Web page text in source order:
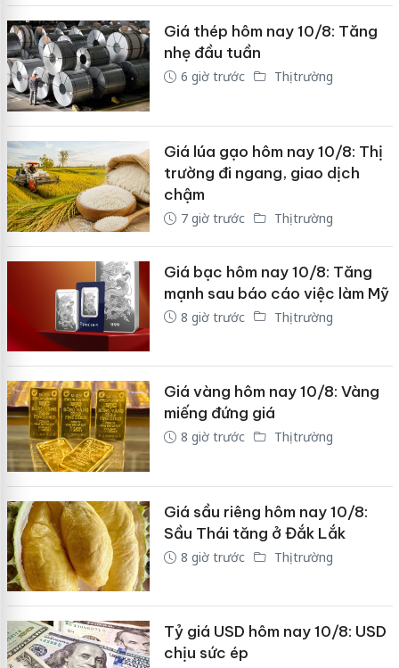
Giá thép hôm nay 10/8: Tăng
nhẹ đầu tuần
6 giờ trước Thị trường
Giá lúa gạo hôm nay 10/8: Thị
trường đi ngang, giao dịch
chậm
7 giờ trước Thị trường
Giá bạc hôm nay 10/8: Tăng
mạnh sau báo cáo việc làm Mỹ
8 giờ trước Thị trường
Giá vàng hôm nay 10/8: Vàng
miếng đứng giá
8 giờ trước Thị trường
Giá sầu riêng hôm nay 10/8:
Sầu Thái tăng ở Đắk Lắk
8 giờ trước Thị trường
Tỷ giá USD hôm nay 10/8: USD
chịu sức ép